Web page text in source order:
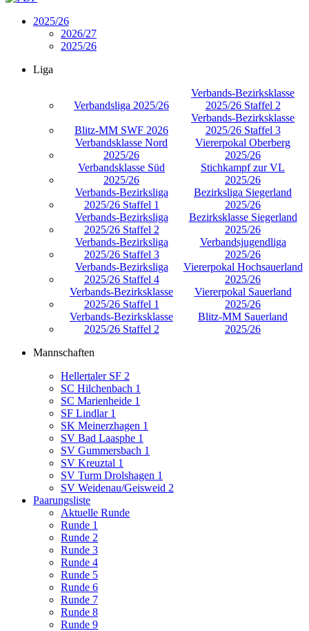
2025/26
2026/27
2025/26
Liga
Verbandsliga 2025/26
Verbands-Bezirksklasse
2025/26 Staffel 2
Blitz-MM SWF 2026
Verbands-Bezirksklasse
2025/26 Staffel 3
Verbandsklasse Nord
2025/26
Viererpokal Oberberg
2025/26
Verbandsklasse Süd
2025/26
Stichkampf zur VL
2025/26
Verbands-Bezirksliga
2025/26 Staffel 1
Bezirksliga Siegerland
2025/26
Verbands-Bezirksliga
2025/26 Staffel 2
Bezirksklasse Siegerland
2025/26
Verbands-Bezirksliga
2025/26 Staffel 3
Verbandsjugendliga
2025/26
Verbands-Bezirksliga
2025/26 Staffel 4
Viererpokal Hochsauerland
2025/26
Verbands-Bezirksklasse
2025/26 Staffel 1
Viererpokal Sauerland
2025/26
Verbands-Bezirksklasse
2025/26 Staffel 2
Blitz-MM Sauerland
2025/26
Mannschaften
Hellertaler SF 2
SC Hilchenbach 1
SC Marienheide 1
SF Lindlar 1
SK Meinerzhagen 1
SV Bad Laasphe 1
SV Gummersbach 1
SV Kreuztal 1
SV Turm Drolshagen 1
SV Weidenau/Geisweid 2
Paarungsliste
Aktuelle Runde
Runde 1
Runde 2
Runde 3
Runde 4
Runde 5
Runde 6
Runde 7
Runde 8
Runde 9